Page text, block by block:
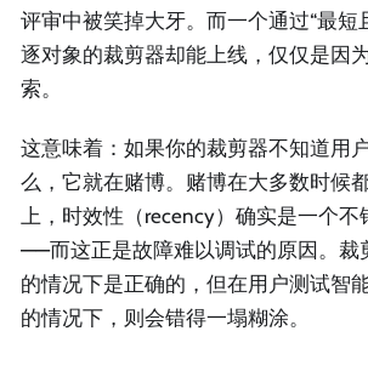
评审中被笑掉大牙。而一个通过“最短
逐对象的裁剪器却能上线，仅仅是因
索。
这意味着：如果你的裁剪器不知道用
么，它就在赌博。赌博在大多数时候
上，时效性（recency）确实是一个不
——而这正是故障难以调试的原因。裁
的情况下是正确的，但在用户测试智
的情况下，则会错得一塌糊涂。